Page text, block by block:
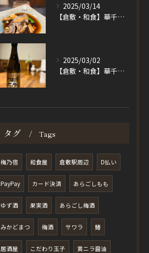
2025/03/14
【倉敷・和食】華千の煮魚
2025/03/02
【倉敷・和食】華千の日本酒
タグ Tags
梅乃宿 和食屋 倉敷駅周辺 D払い
PayPay カード決済 あらごしもも
ゆず酒 果実酒 あらごし梅酒
みかどまつ 梅酒 サワラ 鰆
居酒屋 こだわり玉子 黄ニラ醤油